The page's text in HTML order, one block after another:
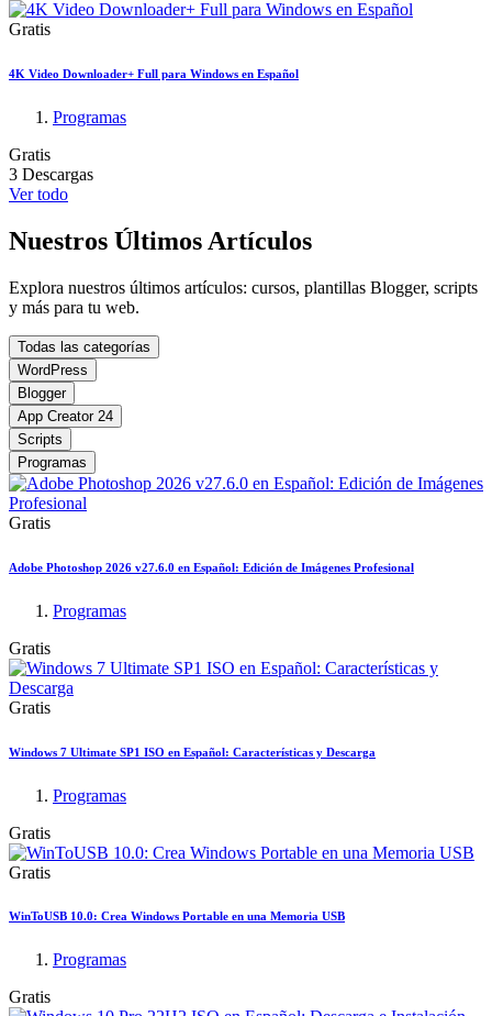
Gratis
4K Video Downloader+ Full para Windows en Español
Programas
Gratis
3 Descargas
Ver todo
Nuestros Últimos Artículos
Explora nuestros últimos artículos: cursos, plantillas Blogger, scripts
y más para tu web.
Todas las categorías
WordPress
Blogger
App Creator 24
Scripts
Programas
Gratis
Adobe Photoshop 2026 v27.6.0 en Español: Edición de Imágenes Profesional
Programas
Gratis
Gratis
Windows 7 Ultimate SP1 ISO en Español: Características y Descarga
Programas
Gratis
Gratis
WinToUSB 10.0: Crea Windows Portable en una Memoria USB
Programas
Gratis